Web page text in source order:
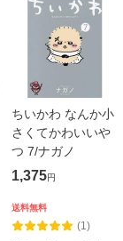
ちいかわ なんか小
さくてかわいいや
つ 7/ナガノ
1,375円
送料無料
(1)